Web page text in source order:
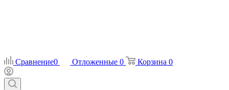
Сравнение0 Отложенные 0 Корзина 0